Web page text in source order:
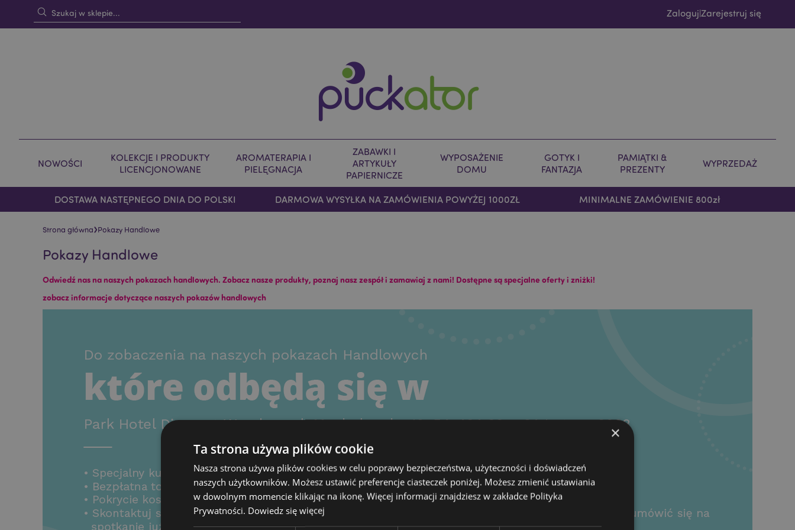
Zaloguj|Zarejestruj się
NOWOŚCI
KOLEKCJE I PRODUKTY
LICENCJONOWANE
AROMATERAPIA I
PIELĘGNACJA
ZABAWKI I
ARTYKUŁY
PAPIERNICZE
WYPOSAŻENIE
DOMU
GOTYK I
FANTAZJA
PAMIĄTKI &
PREZENTY
WYPRZEDAŻ
DOSTAWA NASTĘPNEGO DNIA DO POLSKI DARMOWA WYSYŁKA NA ZAMÓWIENIA POWYŻEJ 1000ZŁ MINIMALNE ZAMÓWIENIE 800zł
Strona główna›Pokazy Handlowe
Pokazy Handlowe
Odwiedź nas na naszych pokazach handlowych. Zobacz nasze produkty, poznaj nasz zespół i zamawiaj z nami! Dostępne są specjalne oferty i zniżki!
zobacz informacje dotyczące naszych pokazów handlowych
×
Ta strona używa plików cookie
Nasza strona używa plików cookies w celu poprawy bezpieczeństwa, użyteczności i doświadczeń
naszych użytkowników. Możesz ustawić preferencje ciasteczek poniżej. Możesz zmienić ustawiania
w dowolnym momencie klikając na ikonę. Więcej informacji znajdziesz w zakładce Polityka
Prywatności. Dowiedz się więcej